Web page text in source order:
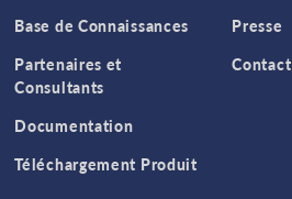
Base de Connaissances
Partenaires et
Consultants
Documentation
Téléchargement Produit
Presse
Contact